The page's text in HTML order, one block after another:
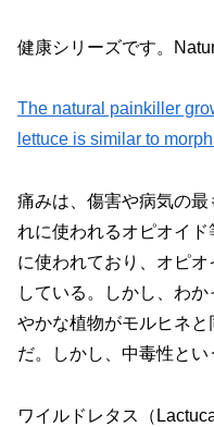
健康シリーズです。
The natural painkiller
lettuce is similar to
痛みは、傷害や病気の
れに使われるオピオイ
に使われており、オピ
している。しかし、わ
やかな植物がモルヒネ
だ。しかし、中毒性とい
ワイルドレタス（